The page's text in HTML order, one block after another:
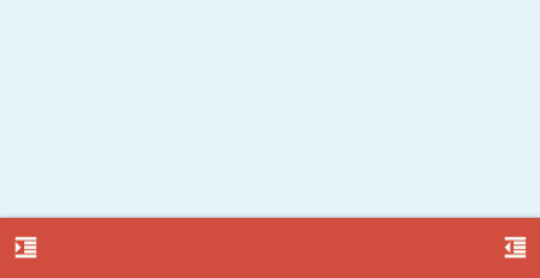
format_indent_increase format_indent_decrease